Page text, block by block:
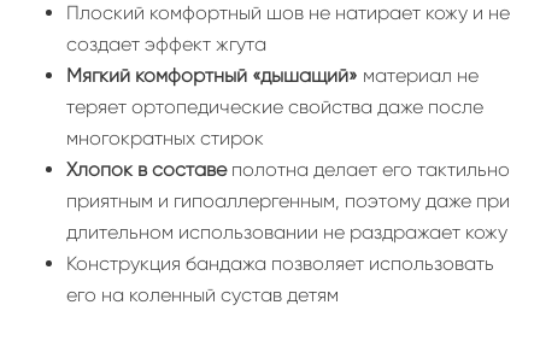
Плоский комфортный шов не натирает кожу и не
создает эффект жгута
Мягкий комфортный «дышащий» материал не
теряет ортопедические свойства даже после
многократных стирок
Хлопок в составеполотна делает его тактильно
приятным и гипоаллергенным, поэтому даже при
длительном использовании не раздражает кожу
Конструкция бандажа позволяет использовать
его на коленный сустав детям